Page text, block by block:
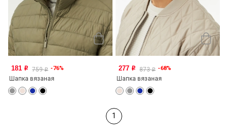
181 o 759o -76%
Шапка вязаная
277 o 873o -68%
Шапка вязаная
1